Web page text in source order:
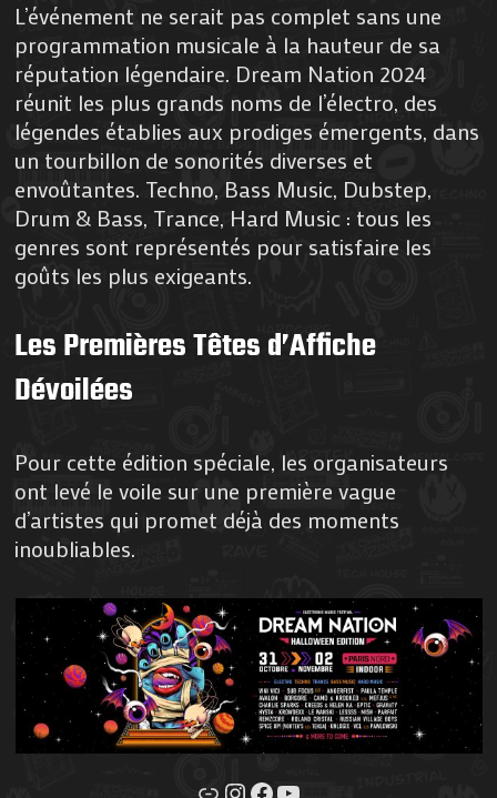
L’événement ne serait pas complet sans une
programmation musicale à la hauteur de sa
réputation légendaire. Dream Nation 2024
réunit les plus grands noms de l’électro, des
légendes établies aux prodiges émergents, dans
un tourbillon de sonorités diverses et
envoûtantes. Techno, Bass Music, Dubstep,
Drum & Bass, Trance, Hard Music : tous les
genres sont représentés pour satisfaire les
goûts les plus exigeants.
Les Premières Têtes d’Affiche
Dévoilées
Pour cette édition spéciale, les organisateurs
ont levé le voile sur une première vague
d’artistes qui promet déjà des moments
inoubliables.